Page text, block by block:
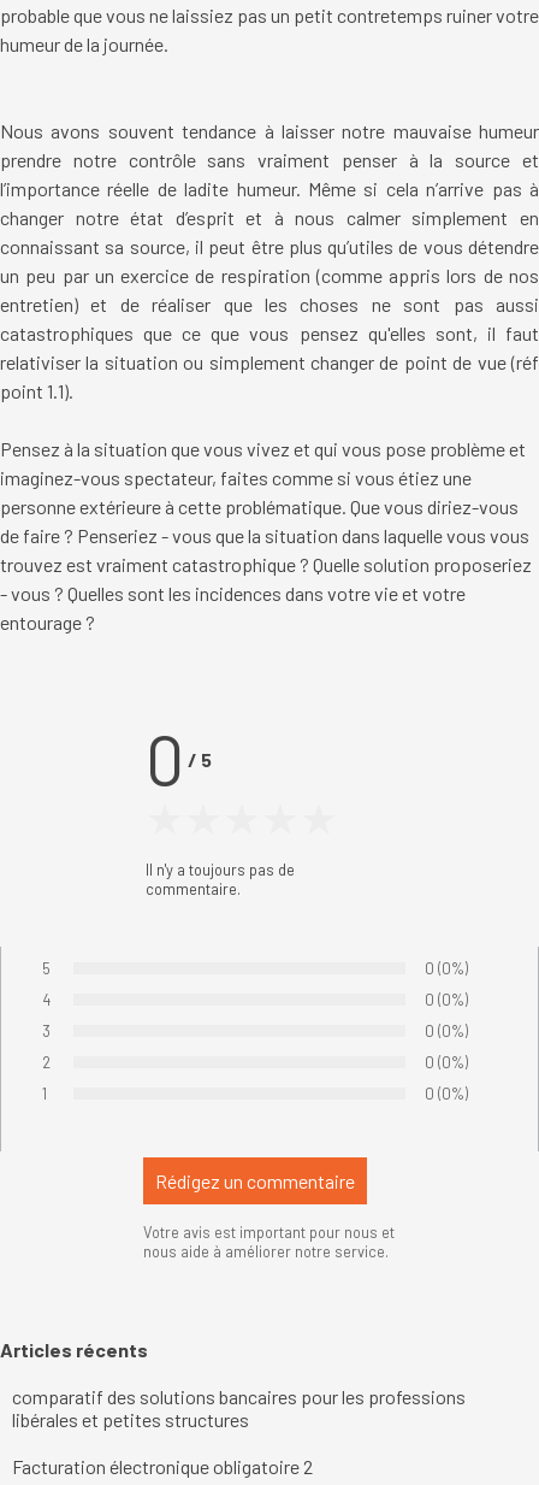
probable que vous ne laissiez pas un petit contretemps ruiner votre
humeur de la journée.
Nous avons souvent tendance à laisser notre mauvaise humeur
prendre notre contrôle sans vraiment penser à la source et
l’importance réelle de ladite humeur. Même si cela n’arrive pas à
changer notre état d’esprit et à nous calmer simplement en
connaissant sa source, il peut être plus qu’utiles de vous détendre
un peu par un exercice de respiration (comme appris lors de nos
entretien) et de réaliser que les choses ne sont pas aussi
catastrophiques que ce que vous pensez qu'elles sont, il faut
relativiser la situation ou simplement changer de point de vue (réf
point 1.1).
Pensez à la situation que vous vivez et qui vous pose problème et
imaginez-vous spectateur, faites comme si vous étiez une
personne extérieure à cette problématique. Que vous diriez-vous
de faire ? Penseriez - vous que la situation dans laquelle vous vous
trouvez est vraiment catastrophique ? Quelle solution proposeriez
- vous ? Quelles sont les incidences dans votre vie et votre
entourage ?
0 / 5
Il n'y a toujours pas de
commentaire.
5 Nombre de
0 Pourcentage
(0%)
4 Nombre de
0 Pourcentage
(0%)
3 Nombre de
0 Pourcentage
(0%)
2 Nombre de
0 Pourcentage
(0%)
1 Nombre de
0 Pourcentage
(0%)
Votre avis est important pour nous et
nous aide à améliorer notre service.
Sauter le bloc Articles récents
Articles récents
comparatif des solutions bancaires pour les professions
libérales et petites structures
Facturation électronique obligatoire 2